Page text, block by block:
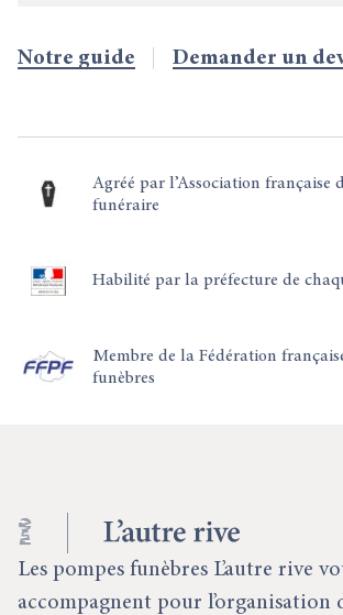
Notre guide Demander un
Agréé par l’Association française
funéraire
Habilité par la préfecture de
Membre de la Fédération
funèbres
Les pompes funèbres L’autre rive
accompagnent pour l’organisation